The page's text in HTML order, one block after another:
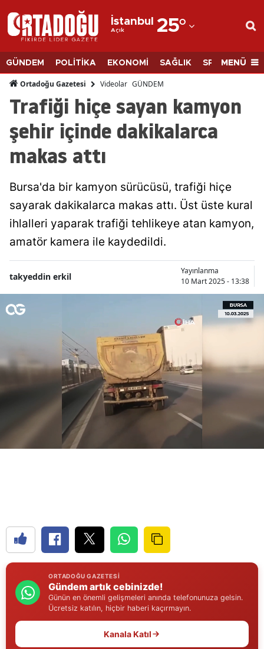
İstanbul
Açık 25°
Adana
Adıyaman
Afyonkarahisar
Ağrı
Amasya
Antalya
Artvin
Aydın
Bolu
Burdur
Bursa
Edirne
Elazığ
Erzincan
Erzurum
Eskişehir
GÜNDEM POLİTİKA EKONOMİ SAĞLIK SPORMENÜ
Ortadoğu Gazetesi Videolar GÜNDEM
Trafiği hiçe sayan kamyon
şehir içinde dakikalarca
makas attı
Bursa'da bir kamyon sürücüsü, trafiği hiçe
sayarak dakikalarca makas attı. Üst üste kural
ihlalleri yaparak trafiği tehlikeye atan kamyon,
amatör kamera ile kaydedildi.
takyeddin erkil
Yayınlanma
10 Mart 2025 - 13:38
ORTADOĞU GAZETESI
Gündem artık cebinizde!
Günün en önemli gelişmeleri anında telefonunuza gelsin.
Ücretsiz katılın, hiçbir haberi kaçırmayın.
Kanala Katıl